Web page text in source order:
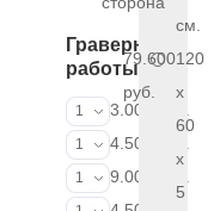
Граверные
работы
ФИО и даты
1
3.000 руб.
ФИО и даты
1
4.500 руб.
ФИО и даты
1
9.000 руб.
см.
79.600
руб.
120
x
60
x
5